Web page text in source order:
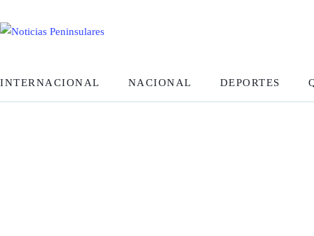
INTERNACIONAL NACIONAL DEPORTES